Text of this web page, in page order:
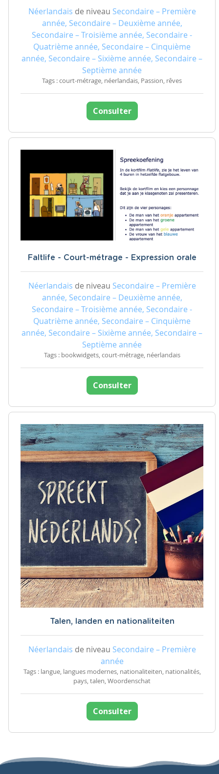
Néerlandais de niveau Secondaire – Première
année, Secondaire – Deuxième année,
Secondaire – Troisième année, Secondaire -
Quatrième année, Secondaire – Cinquième
année, Secondaire – Sixième année, Secondaire –
Septième année
Tags : court-métrage, néerlandais, Passion, rêves
Consulter
Faltlife - Court-métrage - Expression orale
Néerlandais de niveau Secondaire – Première
année, Secondaire – Deuxième année,
Secondaire – Troisième année, Secondaire -
Quatrième année, Secondaire – Cinquième
année, Secondaire – Sixième année, Secondaire –
Septième année
Tags : bookwidgets, court-métrage, néerlandais
Consulter
Talen, landen en nationaliteiten
Néerlandais de niveau Secondaire – Première
année
Tags : langue, langues modernes, nationaliteiten, nationalités,
pays, talen, Woordenschat
Consulter